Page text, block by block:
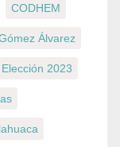
CODHEM
Álvarez
Elección 2023